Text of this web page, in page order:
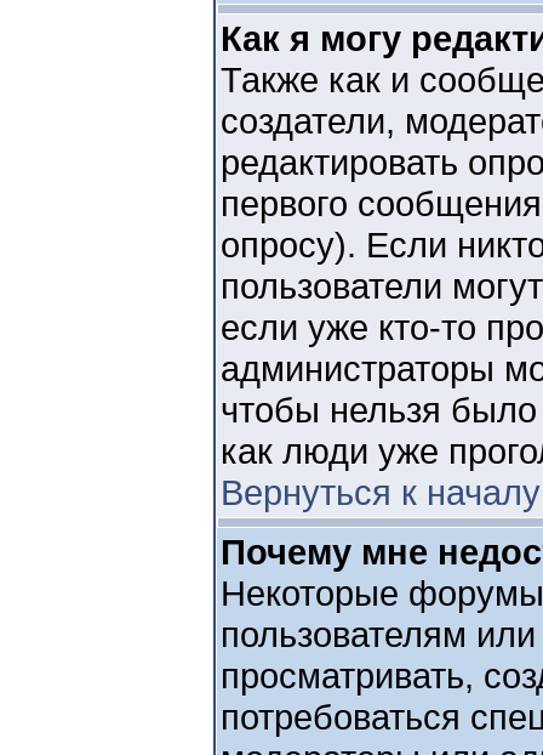
Как я могу
Также как и
создатели,
редактировать
первого
опросу). Если
пользователи
если уже кто-то
администраторы
чтобы нельзя
как люди уже
Вернуться к началу
Почему мне
Некоторые
пользователям
просматривать,
потребоваться